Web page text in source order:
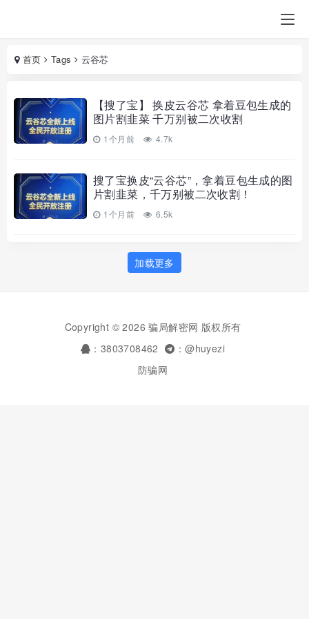
首页 Tags 云谷芯
【搜了宝】 换皮云谷芯 拿着豆包生成的
图片割韭菜 千万别被二次收割
1个月前 4.7k
搜了宝换皮“云谷芯”，拿着豆包生成的图
片割韭菜，千万别被二次收割！
1个月前 6.5k
加载更多
Copyright © 2026 骗局解密网 版权所有
：3803708462
：@huyezi
防骗网